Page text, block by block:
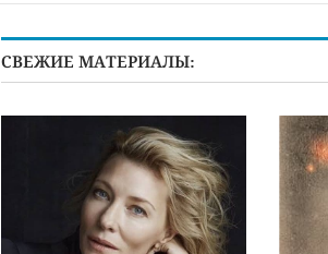
СВЕЖИЕ МАТЕРИАЛЫ: